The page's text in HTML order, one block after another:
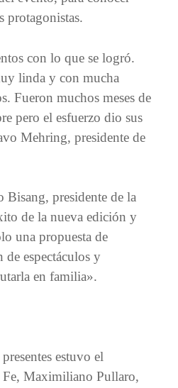
protagonistas.
con lo que se logró.
linda y con mucha
Fueron muchos meses de
pero el esfuerzo dio sus
Mehring, presidente de
Bisang, presidente de la
de la nueva edición y
una propuesta de
espectáculos y
en familia».
estuvo el
Fe, Maximiliano Pullaro,